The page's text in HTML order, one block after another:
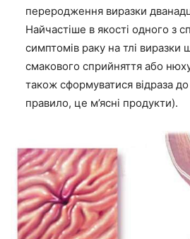
переродження виразки
Найчастіше в якості одного з
симптомів раку на тлі виразки
смакового сприйняття або
також сформуватися відраза
правило, це м’ясні продукти).